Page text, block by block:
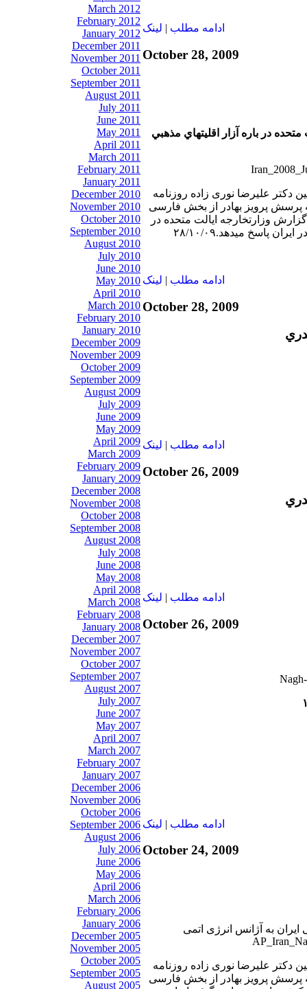
March 2012
February 2012
January 2012
December 2011
November 2011
October 2011
September 2011
August 2011
July 2011
June 2011
May 2011
April 2011
March 2011
February 2011
January 2011
December 2010
November 2010
October 2010
September 2010
August 2010
July 2010
June 2010
May 2010
April 2010
March 2010
February 2010
January 2010
December 2009
November 2009
October 2009
September 2009
August 2009
July 2009
June 2009
May 2009
April 2009
March 2009
February 2009
January 2009
December 2008
November 2008
October 2008
September 2008
August 2008
July 2008
June 2008
May 2008
April 2008
March 2008
February 2008
January 2008
December 2007
November 2007
October 2007
September 2007
August 2007
July 2007
June 2007
May 2007
April 2007
March 2007
February 2007
January 2007
December 2006
November 2006
October 2006
September 2006
August 2006
July 2006
June 2006
May 2006
April 2006
March 2006
February 2006
January 2006
December 2005
November 2005
October 2005
September 2005
August 2005
ادامه مطلب | لينک
October 28, 2009
در باره آزار اقليتهاي مذهبي
دکتر عليرضا نوری زاده روزنامه
پرسش پرويز بهادر از بخش فارسی
وزارتخارجه ايالت متحده در
پاسخ ميدهد.۲۸/۱۰/۰۹
ادامه مطلب | لينک
October 28, 2009
ادامه مطلب | لينک
October 26, 2009
ادامه مطلب | لينک
October 26, 2009
ادامه مطلب | لينک
October 24, 2009
ایران به آژانس انرژی اتمی
دکتر عليرضا نوری زاده روزنامه
پرسش پرويز بهادر از بخش فارسی